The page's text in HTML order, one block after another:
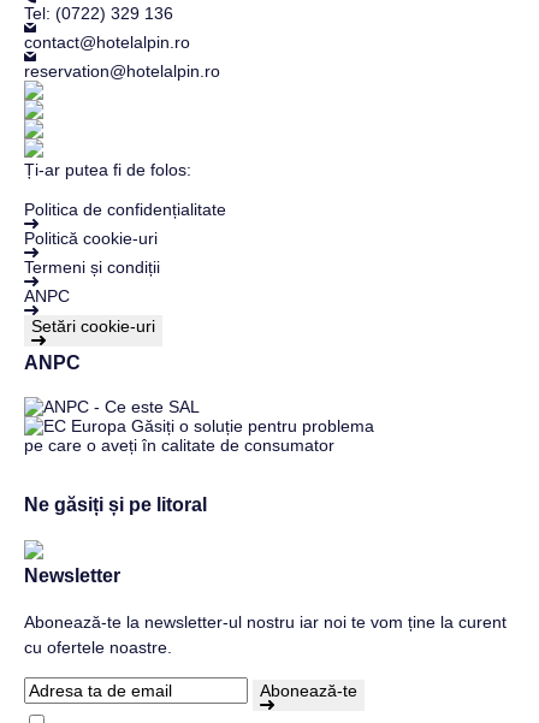
Tel: (0722) 329 136
contact@hotelalpin.ro
reservation@hotelalpin.ro
Ți-ar putea fi de folos:
Politica de confidențialitate
Politică cookie-uri
Termeni și condiții
ANPC
Setări cookie-uri
ANPC
Ne găsiți și pe litoral
Newsletter
Abonează-te la newsletter-ul nostru iar noi te vom ține la curent
cu ofertele noastre.
Abonează-te